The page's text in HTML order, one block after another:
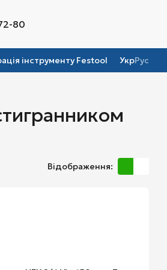
80
інструменту Festool УкрРус
Відображення: